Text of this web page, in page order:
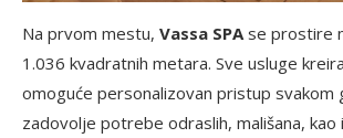
Na prvom mestu, Vassa SPA se prostire
1.036 kvadratnih metara. Sve usluge
omoguće personalizovan pristup svakom
zadovolje potrebe odraslih, mališana, kao